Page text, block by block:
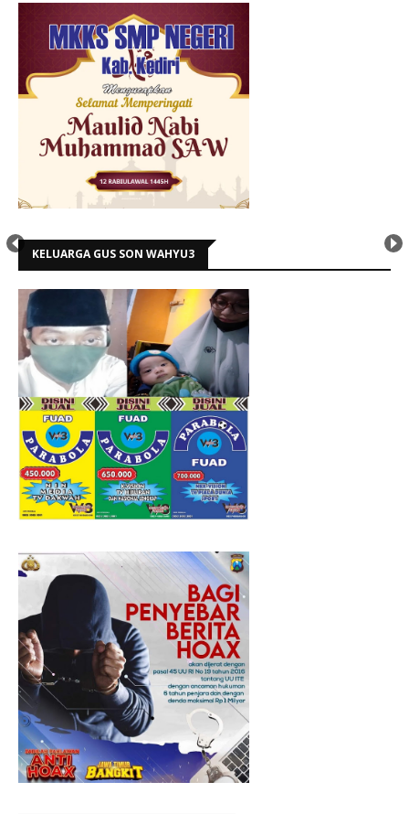
KELUARGA GUS SON WAHYU3